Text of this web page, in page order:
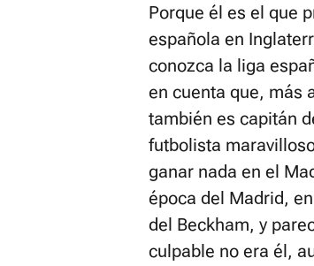
Porque él es el que
española en
conozca la liga
en cuenta que, más
también es capitán
futbolista
ganar nada en el
época del Madrid,
del Beckham, y
culpable no era él,